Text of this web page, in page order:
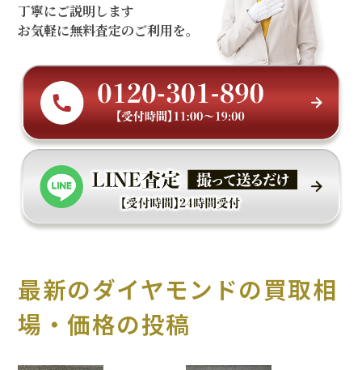
丁寧にご説明します
お気軽に無料査定のご利用を。
最新のダイヤモンドの買取相
場・価格の投稿